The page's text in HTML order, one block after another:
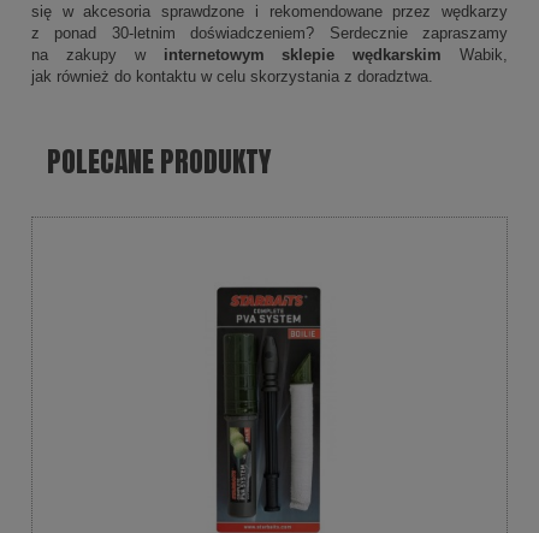
się w akcesoria sprawdzone i rekomendowane przez wędkarzy
z ponad 30-letnim doświadczeniem? Serdecznie zapraszamy
na zakupy w internetowym sklepie wędkarskim Wabik,
jak również do kontaktu w celu skorzystania z doradztwa.
POLECANE PRODUKTY